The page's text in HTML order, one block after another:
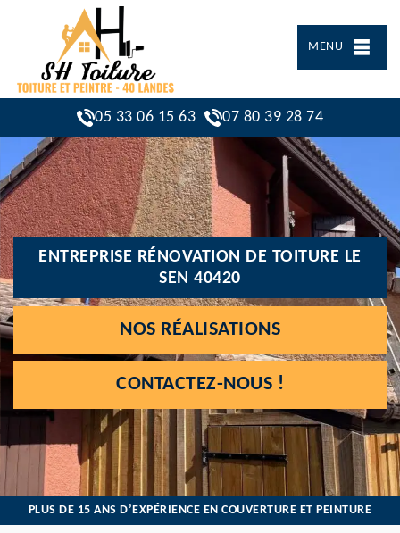
MENU
05 33 06 15 63 07 80 39 28 74
ENTREPRISE RÉNOVATION DE TOITURE LE
SEN 40420
NOS RÉALISATIONS
CONTACTEZ-NOUS !
PLUS DE 15 ANS D’EXPÉRIENCE EN COUVERTURE ET PEINTURE